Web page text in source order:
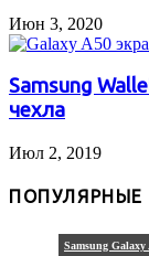
Июн 3, 2020
Samsung
чехла
Июл 2, 2019
ПОПУЛЯРНЫЕ
Samsung Galaxy